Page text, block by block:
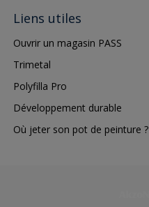
Liens utiles
Ouvrir un magasin PASS
Trimetal
Polyfilla Pro
Développement durable
Où jeter son pot de peinture ?